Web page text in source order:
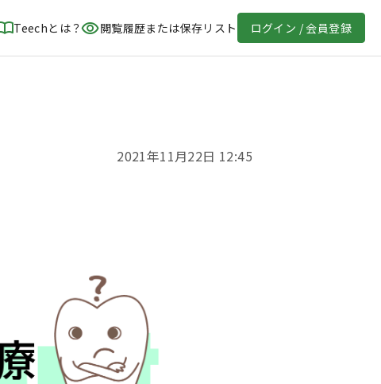
Teechとは？ 閲覧履歴または保存リスト ログイン / 会員登録
2021年11月22日 12:45